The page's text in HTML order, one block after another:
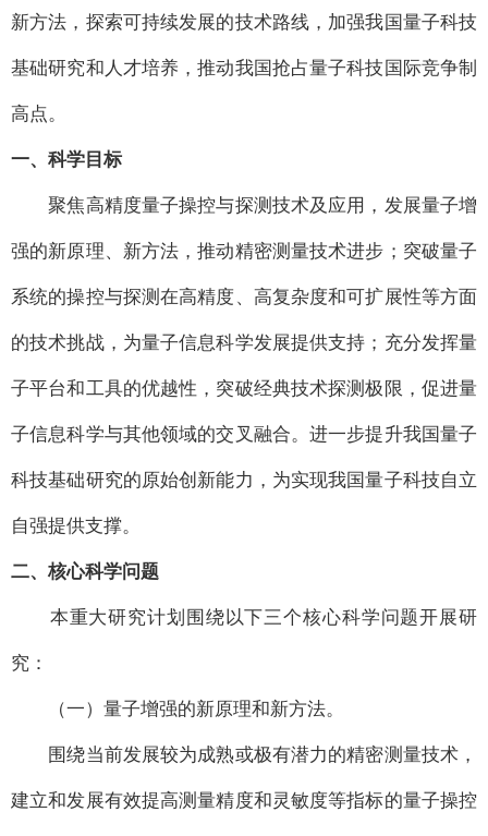
新方法，探索可持续发展的技术路线，加强我国量子科技
基础研究和人才培养，推动我国抢占量子科技国际竞争制
高点。
一、科学目标
聚焦高精度量子操控与探测技术及应用，发展量子增
强的新原理、新方法，推动精密测量技术进步；突破量子
系统的操控与探测在高精度、高复杂度和可扩展性等方面
的技术挑战，为量子信息科学发展提供支持；充分发挥量
子平台和工具的优越性，突破经典技术探测极限，促进量
子信息科学与其他领域的交叉融合。进一步提升我国量子
科技基础研究的原始创新能力，为实现我国量子科技自立
自强提供支撑。
二、核心科学问题
本重大研究计划围绕以下三个核心科学问题开展研
究：
（一）量子增强的新原理和新方法。
围绕当前发展较为成熟或极有潜力的精密测量技术，
建立和发展有效提高测量精度和灵敏度等指标的量子操控